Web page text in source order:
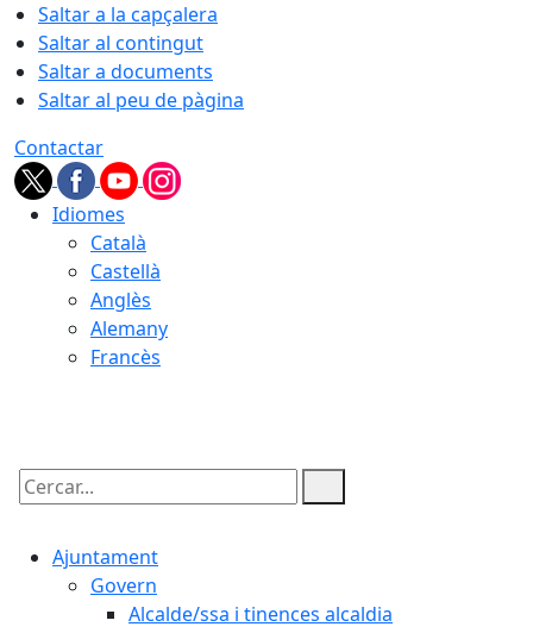
Saltar a la capçalera
Saltar al contingut
Saltar a documents
Saltar al peu de pàgina
Contactar
Idiomes
Català
Castellà
Anglès
Alemany
Francès
Cercar:
Ajuntament
Govern
Alcalde/ssa i tinences alcaldia